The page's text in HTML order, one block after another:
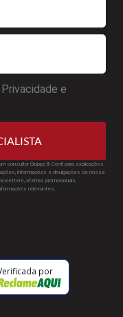
e
consultor Gioppo & Conti para explicações
informações e divulgações de nossa
ofertas promocionais,
relevantes.
por